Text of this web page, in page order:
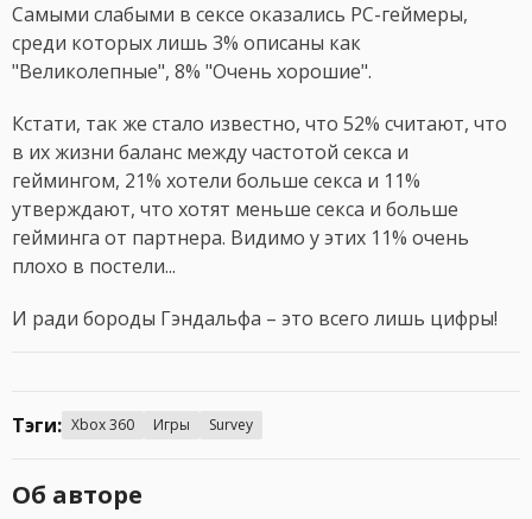
Самыми слабыми в сексе оказались PC-геймеры,
среди которых лишь 3% описаны как
"Великолепные", 8% "Очень хорошие".
Кстати, так же стало известно, что 52% считают, что
в их жизни баланс между частотой секса и
геймингом, 21% хотели больше секса и 11%
утверждают, что хотят меньше секса и больше
гейминга от партнера. Видимо у этих 11% очень
плохо в постели...
И ради бороды Гэндальфа – это всего лишь цифры!
Тэги: Xbox 360 Игры Survey
Об авторе